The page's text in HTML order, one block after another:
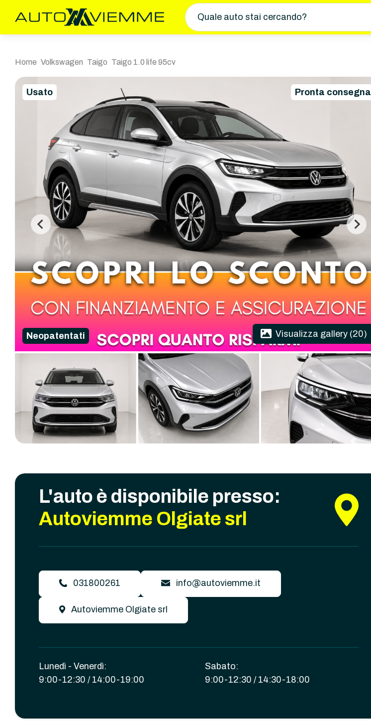
Quale auto stai cercando?
Home Volkswagen Taigo Taigo 1.0 life 95cv
Usato Pronta consegna
Neopatentati Visualizza gallery (20)
L'auto è disponibile presso:
Autoviemme Olgiate srl
031800261 info@autoviemme.it
Autoviemme Olgiate srl
Lunedì - Venerdì:
9:00-12:30 / 14:00-19:00
Sabato:
9:00-12:30 / 14:30-18:00